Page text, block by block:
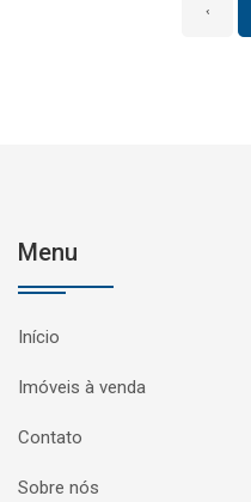
‹
Menu
Início
Imóveis à venda
Contato
Sobre nós